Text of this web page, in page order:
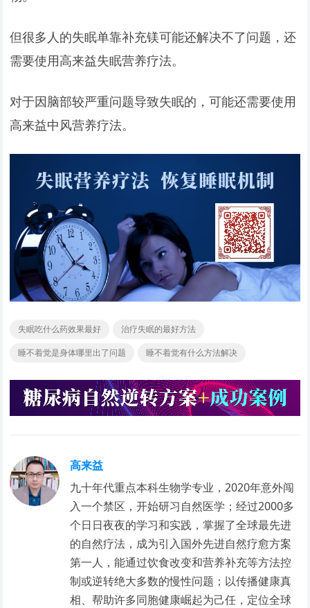
但很多人的失眠单靠补充镁可能还解决不了问题，还
需要使用高来益失眠营养疗法。
对于因脑部较严重问题导致失眠的，可能还需要使用
高来益中风营养疗法。
失眠吃什么药效果最好
治疗失眠的最好方法
睡不着觉是身体哪里出了问题
睡不着觉有什么方法解决
高来益
九十年代重点本科生物学专业，2020年意外闯
入一个禁区，开始研习自然医学；经过2000多
个日日夜夜的学习和实践，掌握了全球最先进
的自然疗法，成为引入国外先进自然疗愈方案
第一人，能通过饮食改变和营养补充等方法控
制或逆转绝大多数的慢性问题；以传播健康真
相、帮助许多同胞健康崛起为己任，定位全球